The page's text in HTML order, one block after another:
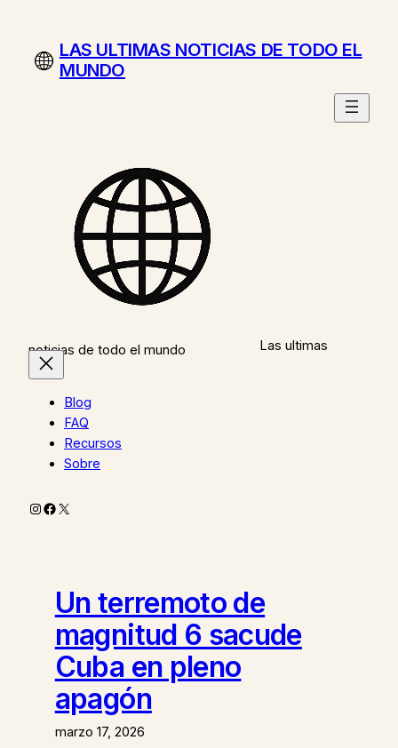
contenidoLAS ULTIMAS NOTICIAS DE TODO EL
MUNDO
Las ultimas
noticias de todo el mundo
Blog
FAQ
Recursos
Sobre
Instagram
Facebook
X
Un terremoto de
magnitud 6 sacude
Cuba en pleno
apagón
marzo 17, 2026